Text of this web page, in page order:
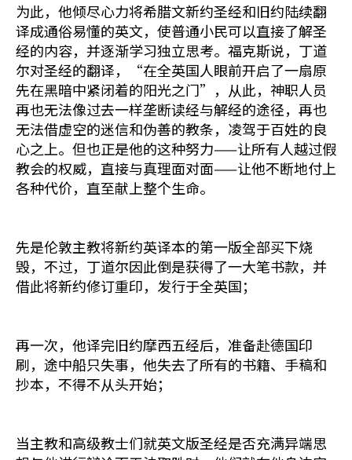
为此，他倾尽心力将希腊文新约圣经和旧约陆续翻
译成通俗易懂的英文，使普通小民可以直接了解圣
经的内容，并逐渐学习独立思考。福克斯说，丁道
尔对圣经的翻译，“在全英国人眼前开启了一扇原
先在黑暗中紧闭着的阳光之门”，从此，神职人员
再也无法像过去一样垄断读经与解经的途径，再也
无法借虚空的迷信和伪善的教条，凌驾于百姓的良
心之上。但也正是他的这种努力——让所有人越过假
教会的权威，直接与真理面对面——让他不断地付上
各种代价，直至献上整个生命。
先是伦敦主教将新约英译本的第一版全部买下烧
毁，不过，丁道尔因此倒是获得了一大笔书款，并
借此将新约修订重印，发行于全英国；
再一次，他译完旧约摩西五经后，准备赴德国印
刷，途中船只失事，他失去了所有的书籍、手稿和
抄本，不得不从头开始；
当主教和高级教士们就英文版圣经是否充满异端思